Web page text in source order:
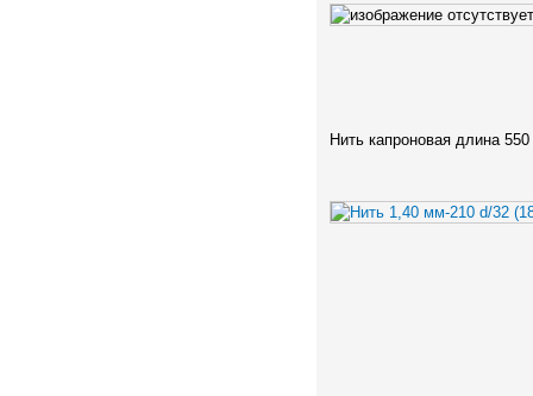
Нить капроновая длина